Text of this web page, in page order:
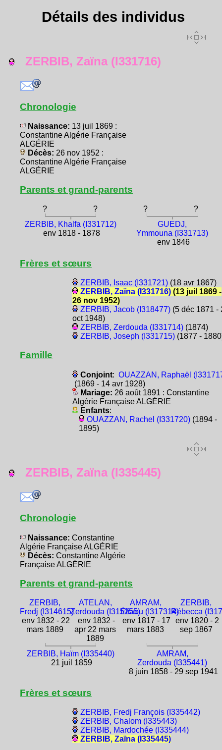
Détails des individus
ZERBIB, Zaïna (I331716)
Chronologie
Naissance: 13 juil 1869 :
Constantine Algérie Française
ALGÉRIE
Décès: 26 nov 1952 :
Constantine Algérie Française
ALGÉRIE
Parents et grand-parents
? ? ?
?
ZERBIB, Khalfa (I331712)
env 1818 - 1878
GUEDJ,
Ymmouna (I331713)
env 1846
Frères et sœurs
ZERBIB, Isaac (I331721)(18 avr 1867)
ZERBIB, Zaïna (I331716)(13 juil 1869 -
26 nov 1952)
ZERBIB, Jacob (I318477)(5 déc 1871 -
oct 1948)
ZERBIB, Zerdouda (I331714)(1874)
ZERBIB, Joseph (I331715)(1877 -
Famille
Conjoint: OUAZZAN, Raphaël
(1869 - 14 avr 1928)
Mariage: 26 août 1891 : Constantine
Algérie Française ALGÉRIE
Enfants:
OUAZZAN, Rachel (I331720)(1894 -
1895)
ZERBIB, Zaïna (I335445)
Chronologie
Naissance: Constantine
Algérie Française ALGÉRIE
Décès: Constantine Algérie
Française ALGÉRIE
Parents et grand-parents
ZERBIB,
Fredj (I314615)
env 1832 - 22
mars 1889
ATELAN,
Zerdouda (I315255)
env 1832 -
apr 22 mars
1889
AMRAM,
Éliaou (I317314)
env 1817 - 17
mars 1883
ZERBIB,
Rébecca
env 1820 - 2
sep 1867
ZERBIB, Haïm (I335440)
21 juil 1859
AMRAM,
Zerdouda (I335441)
8 juin 1858 - 29 sep 1941
Frères et sœurs
ZERBIB, Fredj François (I335442)
ZERBIB, Chalom (I335443)
ZERBIB, Mardochée (I335444)
ZERBIB, Zaïna (I335445)